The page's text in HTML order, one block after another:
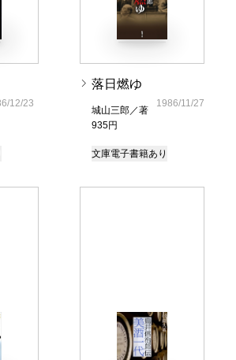
12/23
落日燃ゆ
城山三郎／著
935円
1986/11/27
文庫電子書籍あり